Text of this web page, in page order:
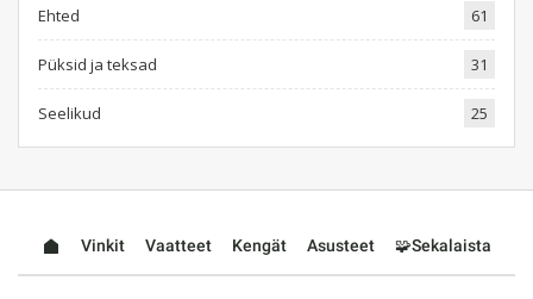
Ehted 61
Püksid ja teksad 31
Seelikud 25
Vinkit Vaatteet Kengät Asusteet 🧩Sekalaista